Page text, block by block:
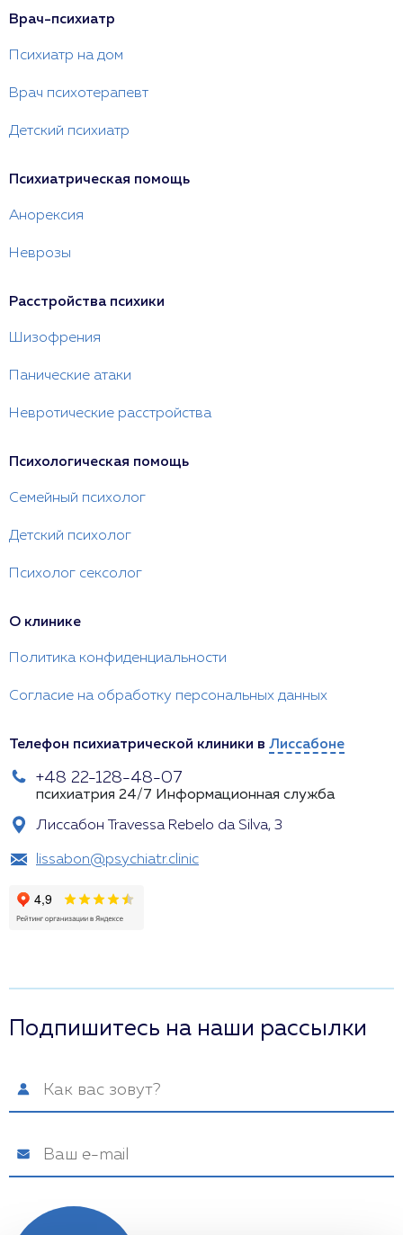
Врач-психиатр
Психиатр на дом
Врач психотерапевт
Детский психиатр
Психиатрическая помощь
Анорексия
Неврозы
Расстройства психики
Шизофрения
Панические атаки
Невротические расстройства
Психологическая помощь
Семейный психолог
Детский психолог
Психолог сексолог
О клинике
Политика конфиденциальности
Согласие на обработку персональных данных
Телефон психиатрической клиники в Лиссабоне
+48 22-128-48-07
психиатрия 24/7 Информационная служба
Лиссабон Travessa Rebelo da Silva, 3
lissabon@psychiatr.clinic
Подпишитесь на наши рассылки